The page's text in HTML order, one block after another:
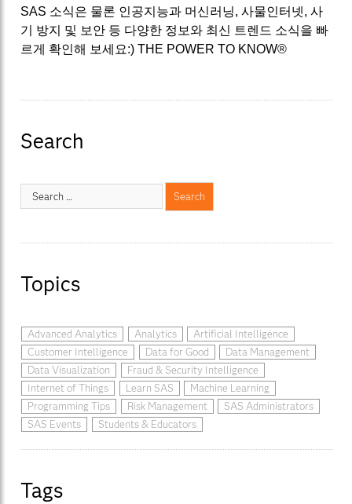
SAS 소식은 물론 인공지능과 머신러닝, 사물인터넷, 사
기 방지 및 보안 등 다양한 정보와 최신 트렌드 소식을 빠
르게 확인해 보세요:) THE POWER TO KNOW®
Search
Topics
Advanced Analytics Analytics
Artificial Intelligence
Customer Intelligence
Data for Good
Data Management
Data Visualization
Fraud & Security Intelligence
Internet of Things
Learn SAS
Machine Learning
Programming Tips
Risk Management
SAS Administrators
SAS Events
Students & Educators
Tags